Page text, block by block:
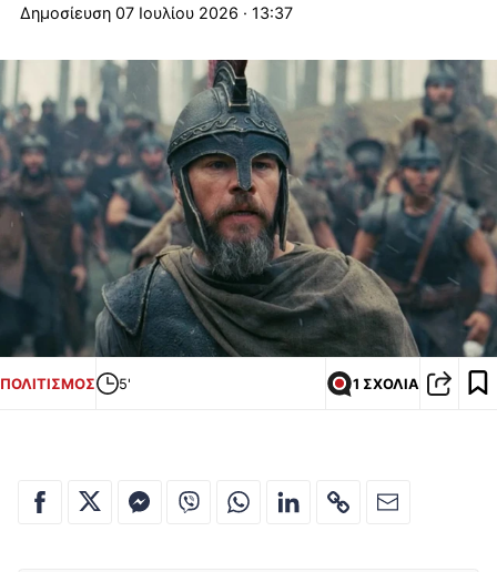
07 Ιουλίου 2026 · 13:37
ΠΟΛΙΤΙΣΜΟΣ 5' 1 ΣΧΟΛΙΑ